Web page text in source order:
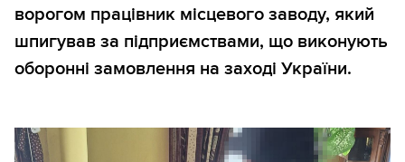
ворогом працівник місцевого заводу, який
шпигував за підприємствами, що виконують
оборонні замовлення на заході України.